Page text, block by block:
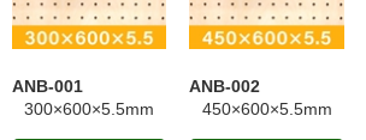
ANB-001
300×600×5.5mm
ANB-002
450×600×5.5mm